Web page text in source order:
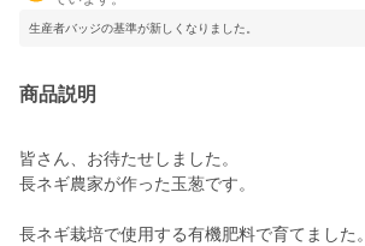
生産者バッジの基準が新しくなりました。
商品説明
皆さん、お待たせしました。
長ネギ農家が作った玉葱です。
長ネギ栽培で使用する有機肥料で育てました。